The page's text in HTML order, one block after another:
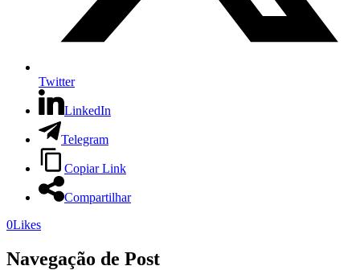
Twitter
LinkedIn
Telegram
Copiar Link
Compartilhar
0Likes
Navegação de Post